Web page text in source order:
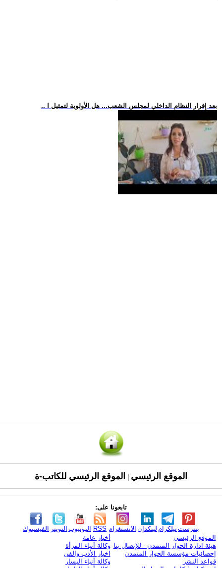
.. بعد إقرار النظام الداخلي لمجلس الشعب... هل الأولوية لتمثيل ا
الموقع الرئيسي الموقع الرئيسي للكاتب-ة
تابعونا على:
الفيسبوك التويتر اليوتيوب RSS الانستغرام لينكدإن تيلكرامبنترست
الموقع الرئيسي
هيئة ادارة الحوار المتمدن - للإتصال بنا
إحصائيات مؤسسة الحوار المتمدن
قواعد النشر
أخبار عامة
وكالة أنباء المرأة
اخبار الأدب والفن
وكالة أنباء اليسار